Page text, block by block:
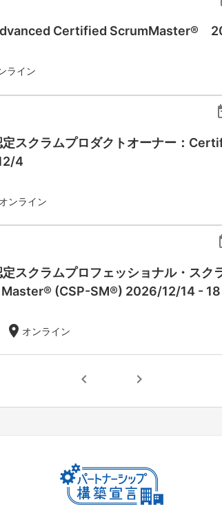
Certified ScrumMaster®
ライン
定スクラムプロダクトオーナー：
4
オンライン
定スクラムプロフェッショナル・ス
(CSP-SM®) 2026/12/14 - 18
location_on オンライン
chevron_left chevron_right